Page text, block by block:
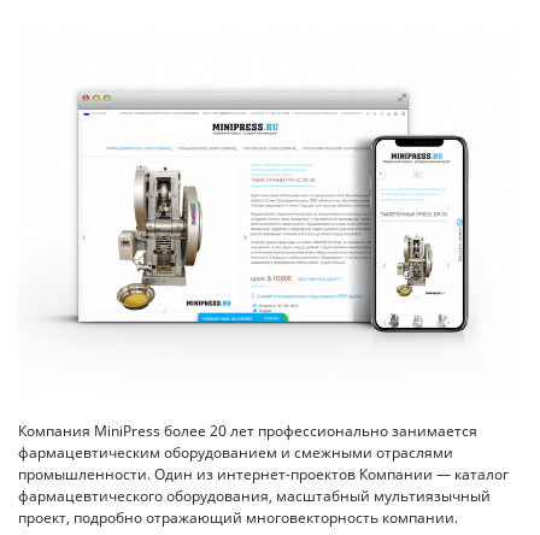
Компания MiniPress более 20 лет профессионально занимается
фармацевтическим оборудованием и смежными отраслями
промышленности. Один из интернет-проектов Компании — каталог
фармацевтического оборудования, масштабный мультиязычный
проект, подробно отражающий многовекторность компании.